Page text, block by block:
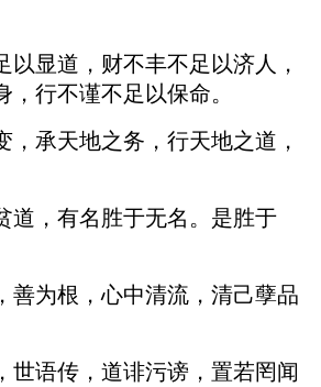
以显道，财不丰不足以济人，
，行不谨不足以保命。
，承天地之务，行天地之道，
道，有名胜于无名。是胜于
善为根，心中清流，清己孽品
世语传，道诽污谤，置若罔闻